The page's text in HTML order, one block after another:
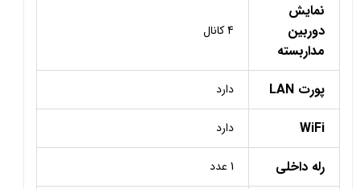
نمایش
دوربین
مداربسته
4 کانال
پورت LAN دارد
WiFi دارد
رله داخلی 1 عدد